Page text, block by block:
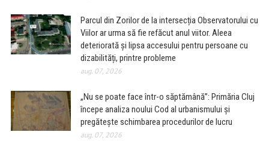
Parcul din Zorilor de la intersecția Observatorului cu
Viilor ar urma să fie refăcut anul viitor. Aleea
deteriorată și lipsa accesului pentru persoane cu
dizabilități, printre probleme
aug. 07, 2026
„Nu se poate face într-o săptămână”: Primăria Cluj
începe analiza noului Cod al urbanismului și
pregătește schimbarea procedurilor de lucru
aug. 07, 2026